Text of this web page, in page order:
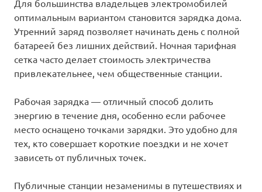
Для большинства владельцев электромобилей
оптимальным вариантом становится зарядка дома.
Утренний заряд позволяет начинать день с полной
батареей без лишних действий. Ночная тарифная
сетка часто делает стоимость электричества
привлекательнее, чем общественные станции.
Рабочая зарядка — отличный способ долить
энергию в течение дня, особенно если рабочее
место оснащено точками зарядки. Это удобно для
тех, кто совершает короткие поездки и не хочет
зависеть от публичных точек.
Публичные станции незаменимы в путешествиях и